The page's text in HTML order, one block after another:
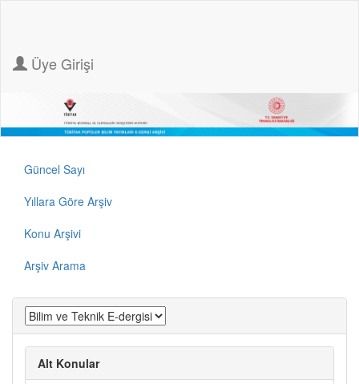
Üye Girişi
Güncel Sayı
Yıllara Göre Arşiv
Konu Arşivi
Arşiv Arama
Alt Konular